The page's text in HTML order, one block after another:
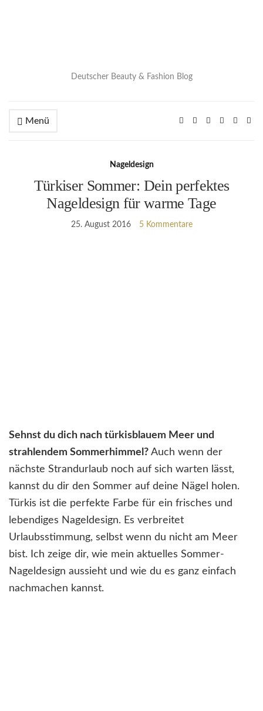
Deutscher Beauty & Fashion Blog
Menü
Nageldesign
Türkiser Sommer: Dein perfektes
Nageldesign für warme Tage
25. August 2016 5 Kommentare
Sehnst du dich nach türkisblauem Meer und
strahlendem Sommerhimmel? Auch wenn der
nächste Strandurlaub noch auf sich warten lässt,
kannst du dir den Sommer auf deine Nägel holen.
Türkis ist die perfekte Farbe für ein frisches und
lebendiges Nageldesign. Es verbreitet
Urlaubsstimmung, selbst wenn du nicht am Meer
bist. Ich zeige dir, wie mein aktuelles Sommer-
Nageldesign aussieht und wie du es ganz einfach
nachmachen kannst.